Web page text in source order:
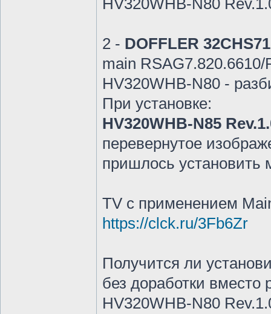
HV320WHB-N80
2 - DOFFLER 32CHS71
main RSAG7.820.6610/
HV320WHB-N80 -
При установке:
HV320WHB-N85
перевернутое
пришлось установить
ТV с применением
https://clck.ru/3Fb6Zr
Получится ли
без доработки вместо
HV320WHB-N80